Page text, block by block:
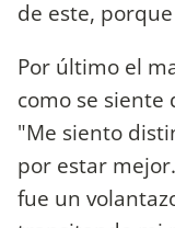
de este,
Por último el
como se siente
"Me siento
por estar
fue un